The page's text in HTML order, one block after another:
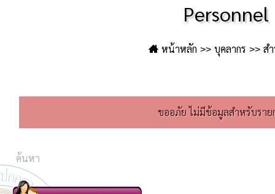
Personnel
หน้าหลัก บุคลากร ส
ขออภัย ไม่มีข้อมูลสำหรับราย